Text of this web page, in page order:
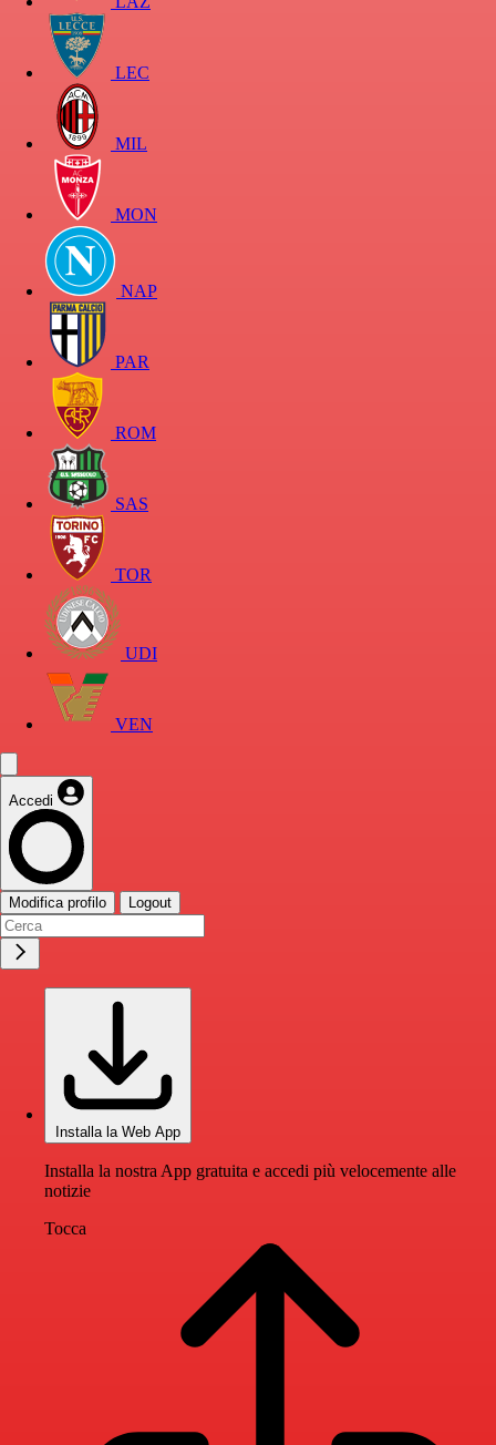
LEC
MIL
MON
NAP
PAR
ROM
SAS
TOR
UDI
VEN
Accedi
Modifica profilo Logout
Installa la Web App
Installa la nostra App gratuita e accedi più velocemente alle
notizie
Tocca